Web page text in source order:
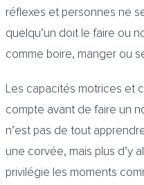
réflexes et personnes ne
quelqu’un doit le faire ou
comme boire, manger ou
Les capacités motrices et
compte avant de faire un
n’est pas de tout
une corvée, mais plus d’y
privilégie les moments